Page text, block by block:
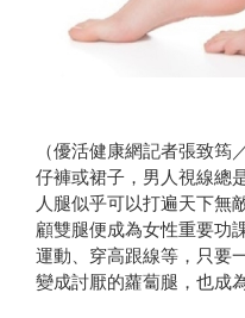
（優活健康網記者張致
仔褲或裙子，男人視線總
人腿似乎可以打遍天下無
顧雙腿便成為女性重要功
運動、穿高跟線等，只要
變成討厭的蘿蔔腿，也成